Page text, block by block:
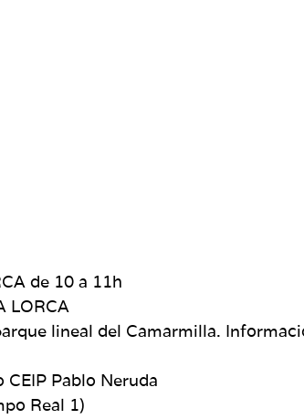
de 10 a 11h
LORCA
lineal del Camarmilla.
Pablo Neruda
Real 1)